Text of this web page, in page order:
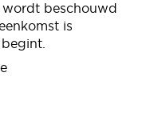
wordt beschouwd
is